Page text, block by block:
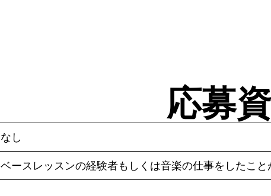
応募
なし
ベースレッスンの経験者もしくは音楽の仕事をしたこと